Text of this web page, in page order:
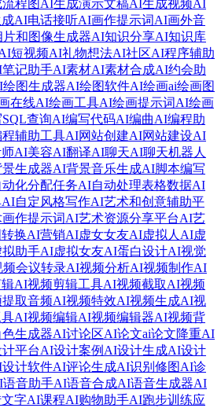
程图AI生成演示文稿AI生成视频AI
AI电话接听AI画作提示词AI画外音
和图像生成器AI知识分享AI知识库
短视频AI礼物想法AI社区AI程序辅助
记助手AI素材AI素材合成AI约会助
绘图生成器AI绘图软件AI绘画ai绘画图
在线AI绘画工具AI绘画提示词AI绘画
查询AI编写代码AI编曲AI编程助
辅助工具AI网站创建AI网站建设AI
AI美容AI翻译AI聊天AI聊天机器人
生成器AI背景音乐生成AI脚本编写
化分配任务AI自动处理表格数据AI
AI自定风格写作AI艺术和创意辅助平
作提示词AI艺术资源分享平台AI艺
换AI营销AI虚女女友AI虚拟人 AI虚
助手AI虚拟女友AI蛋白设计AI视觉
频会议转录AI视频分析AI视频制作AI
AI视频剪辑工具AI视频截取AI视频
取音频AI视频特效AI视频生成AI视
AI视频编辑AI视频编辑器AI视频背
生成器AI讨论区AI论文ai论文降重AI
平台AI设计案例 AI设计生成AI设计
计软件AI评论生成AI识别修图AI诊
语音助手AI语音合成AI语音生成器AI
字AI课程AI购物助手AI跑步训练应